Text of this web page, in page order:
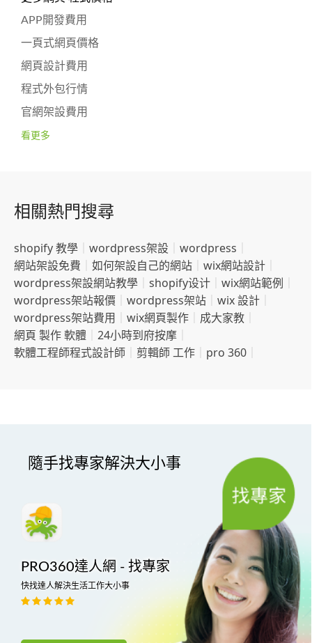
APP開發費用
一頁式網頁價格
網頁設計費用
程式外包行情
官網架設費用
看更多
相關熱門搜尋
shopify 教學 wordpress架設 wordpress
網站架設免費
如何架設自己的網站 wix網站設計
wordpress架設網站教學
shopify设计 wix網站範例
wordpress架站報價
wordpress架站 wix 設計
wordpress架站費用
wix網頁製作 成大家教
網頁 製作 軟體
24小時到府按摩
軟體工程師程式設計師
剪輯師 工作 pro 360
隨手找專家解決大小事
PRO360達人網 - 找專家
快找達人解決生活工作大小事